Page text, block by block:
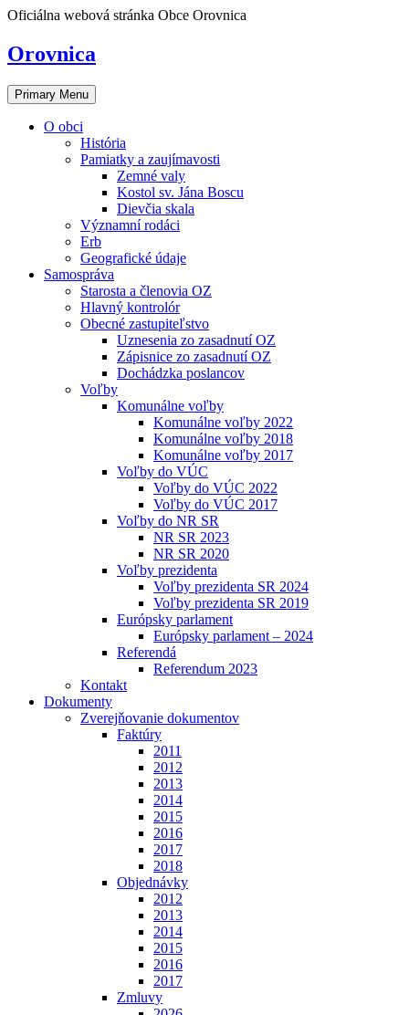
Skip
content
Oficiálna webová stránka Obce Orovnica
Orovnica
Primary Menu
O obci
História
Pamiatky a zaujímavosti
Zemné valy
Kostol sv. Jána Boscu
Dievčia skala
Významní rodáci
Erb
Geografické údaje
Samospráva
Starosta a členovia OZ
Hlavný kontrolór
Obecné zastupiteľstvo
Uznesenia zo zasadnutí OZ
Zápisnice zo zasadnutí OZ
Dochádzka poslancov
Voľby
Komunálne voľby
Komunálne voľby 2022
Komunálne voľby 2018
Komunálne voľby 2017
Voľby do VÚC
Voľby do VÚC 2022
Voľby do VÚC 2017
Voľby do NR SR
NR SR 2023
NR SR 2020
Voľby prezidenta
Voľby prezidenta SR 2024
Voľby prezidenta SR 2019
Európsky parlament
Európsky parlament – 2024
Referendá
Referendum 2023
Kontakt
Dokumenty
Zverejňovanie dokumentov
Faktúry
2011
2012
2013
2014
2015
2016
2017
2018
Objednávky
2012
2013
2014
2015
2016
2017
Zmluvy